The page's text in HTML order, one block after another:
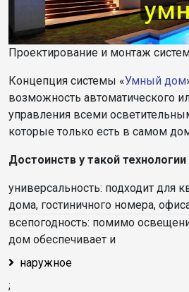
Проектирование и монтаж
Концепция системы «Умный дом
возможность автоматического
управления всеми
которые только есть в самом
Достоинств у такой
универсальность: подходит для
дома, гостиничного номера,
всепогодность: помимо
дом обеспечивает и
наружное
;